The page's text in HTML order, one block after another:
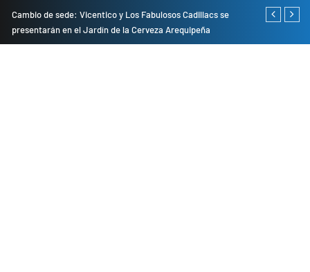
Cambio de sede: Vicentico y Los Fabulosos Cadillacs se
presentarán en el Jardín de la Cerveza Arequipeña
Empresas